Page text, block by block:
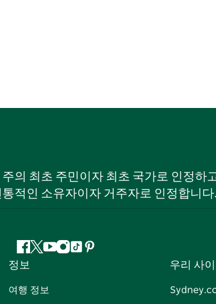
의 최초 주민이자 최초 국가로 인정하
적인 소유자이자 거주자로 인정합니다.
페
이
북
지
다
유 인 틱
핀
정보
여행 정보
우리 사